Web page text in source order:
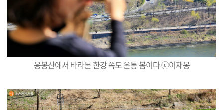
응봉산에서 바라본 한강 쪽도 온통 봄이다 ⓒ이재몽